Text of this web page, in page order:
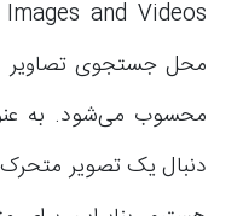
محسوب می‌شود. به
دنبال یک تصویر